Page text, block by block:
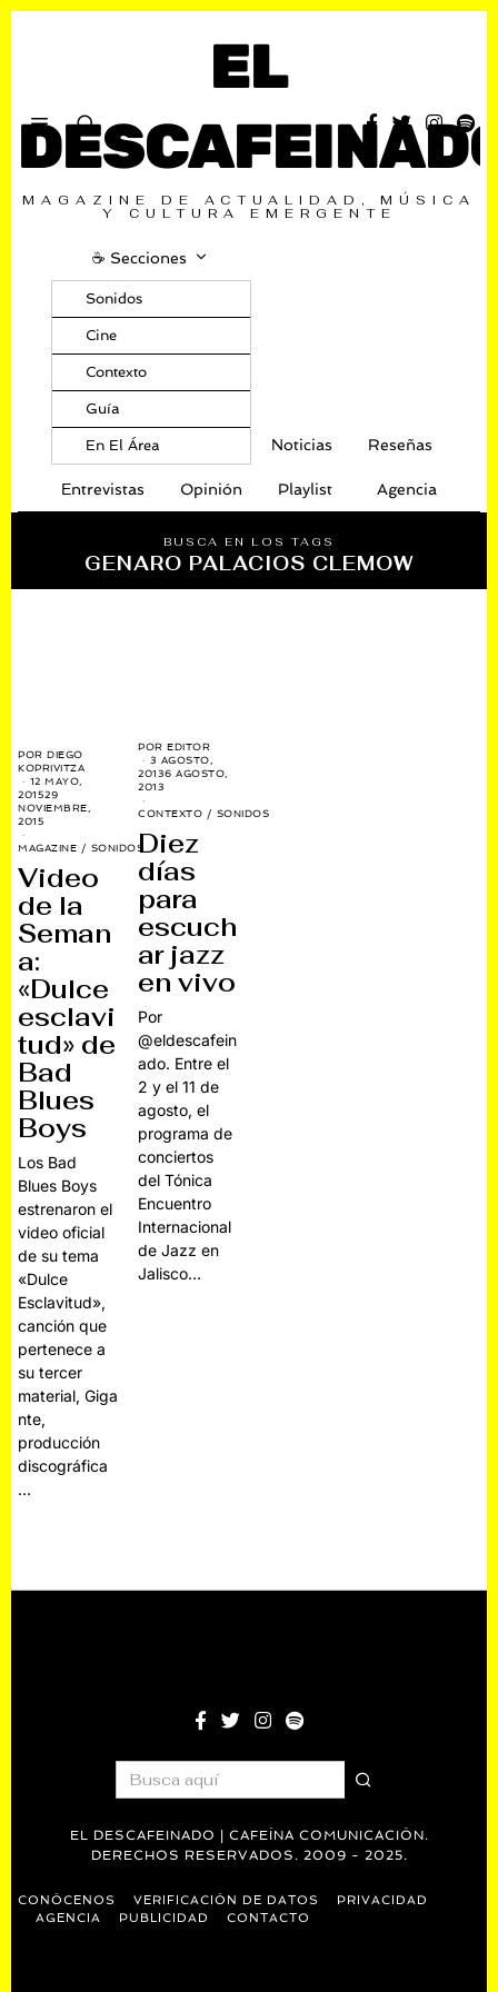
EL
MAGAZINE DE ACTUALIDAD, MÚSICA
Y CULTURA EMERGENTE
☕️ Secciones
Sonidos
Cine
Contexto
Guía
En El Área Noticias Reseñas
Entrevistas Opinión Playlist Agencia
BUSCA EN LOS TAGS
GENARO PALACIOS CLEMOW
PORDIEGO
KOPRIVITZA
12 MAYO,
201529
NOVIEMBRE,
2015
MAGAZINE / SONIDOS
Video
de la
Seman
a:
«Dulce
esclavi
tud» de
Bad
Blues
Boys
Los Bad
Blues Boys
estrenaron el
video oficial
de su tema
«Dulce
Esclavitud»,
canción que
pertenece a
su tercer
material, Giga
nte,
producción
discográfica
…
POREDITOR
3 AGOSTO,
20136 AGOSTO,
2013
CONTEXTO / SONIDOS
Diez
días
para
escuch
ar jazz
en vivo
Por
@eldescafein
ado. Entre el
2 y el 11 de
agosto, el
programa de
conciertos
del Tónica
Encuentro
Internacional
de Jazz en
Jalisco…
EL DESCAFEINADO | CAFEÍNA COMUNICACIÓN.
DERECHOS RESERVADOS. 2009 - 2025.
CONÓCENOS VERIFICACIÓN DE DATOS
PRIVACIDAD
AGENCIA
PUBLICIDAD CONTACTO